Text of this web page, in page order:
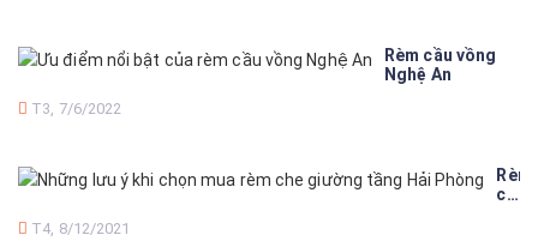
Rèm cầu vồng
Nghệ An
T3, 7/6/2022
Rèm
che
T4, 8/12/2021